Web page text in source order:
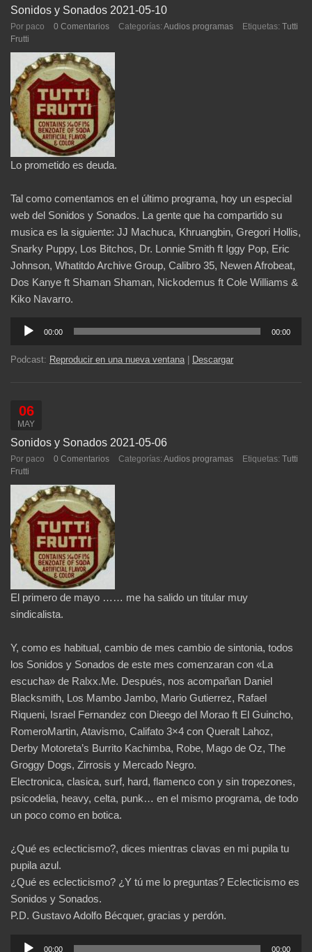
Sonidos y Sonados 2021-05-10
Por paco 0 Comentarios Categorías: Audios programas Etiquetas: Tutti
Frutti
Lo prometido es deuda.
Tal como comentamos en el último programa, hoy un especial
web del Sonidos y Sonados. La gente que ha compartido su
musica es la siguiente: JJ Machuca, Khruangbin, Gregori Hollis,
Snarky Puppy, Los Bitchos, Dr. Lonnie Smith ft Iggy Pop, Eric
Johnson, Whatitdo Archive Group, Calibro 35, Newen Afrobeat,
Dos Kanye ft Shaman Shaman, Nickodemus ft Cole Williams &
Kiko Navarro.
Reproductor
audio
00:00 00:00
Podcast: Reproducir en una nueva ventana| Descargar
06
MAY
Sonidos y Sonados 2021-05-06
Por paco 0 Comentarios Categorías: Audios programas Etiquetas: Tutti
Frutti
El primero de mayo …… me ha salido un titular muy
sindicalista.
Y, como es habitual, cambio de mes cambio de sintonia, todos
los Sonidos y Sonados de este mes comenzaran con «La
escucha» de Ralxx.Me. Después, nos acompañan Daniel
Blacksmith, Los Mambo Jambo, Mario Gutierrez, Rafael
Riqueni, Israel Fernandez con Dieego del Morao ft El Guincho,
RomeroMartin, Atavismo, Califato 3×4 con Queralt Lahoz,
Derby Motoreta’s Burrito Kachimba, Robe, Mago de Oz, The
Groggy Dogs, Zirrosis y Mercado Negro.
Electronica, clasica, surf, hard, flamenco con y sin tropezones,
psicodelia, heavy, celta, punk… en el mismo programa, de todo
un poco como en botica.
¿Qué es eclecticismo?, dices mientras clavas en mi pupila tu
pupila azul.
¿Qué es eclecticismo? ¿Y tú me lo preguntas? Eclecticismo es
Sonidos y Sonados.
P.D. Gustavo Adolfo Bécquer, gracias y perdón.
Reproductor
00:00 00:00